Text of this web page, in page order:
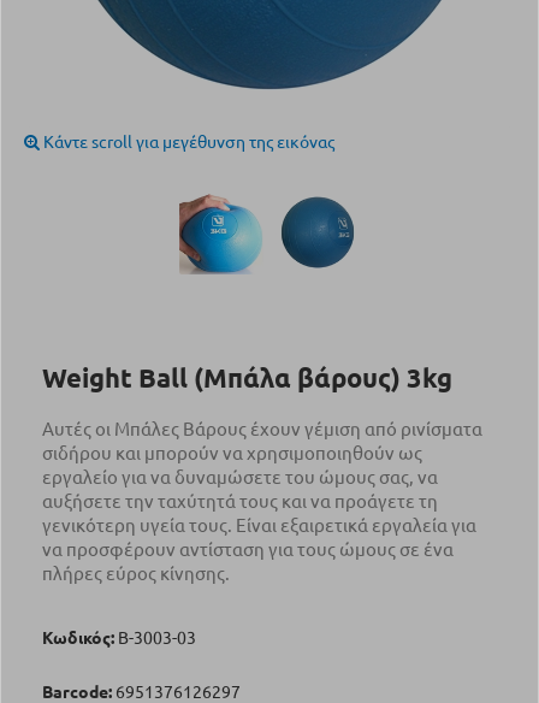
Κάντε scroll για μεγέθυνση της εικόνας
Weight Ball (Μπάλα βάρους) 3kg
Αυτές οι Μπάλες Βάρους έχουν γέμιση από ρινίσματα
σιδήρου και μπορούν να χρησιμοποιηθούν ως
εργαλείο για να δυναμώσετε του ώμους σας, να
αυξήσετε την ταχύτητά τους και να προάγετε τη
γενικότερη υγεία τους. Είναι εξαιρετικά εργαλεία για
να προσφέρουν αντίσταση για τους ώμους σε ένα
πλήρες εύρος κίνησης.
Κωδικός: Β-3003-03
Barcode: 6951376126297